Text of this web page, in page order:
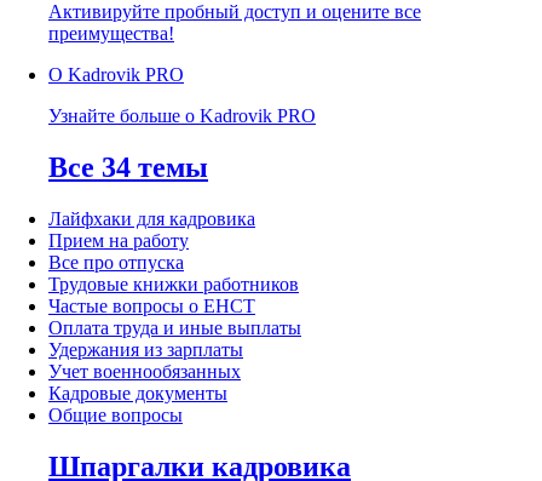
Активируйте пробный доступ и оцените все
преимущества!
О Kadrovik PRO
Узнайте больше о Kadrovik PRO
Все 34 темы
Лайфхаки для кадровика
Прием на работу
Все про отпуска
Трудовые книжки работников
Частые вопросы о ЕНСТ
Оплата труда и иные выплаты
Удержания из зарплаты
Учет военнообязанных
Кадровые документы
Общие вопросы
Шпаргалки кадровика